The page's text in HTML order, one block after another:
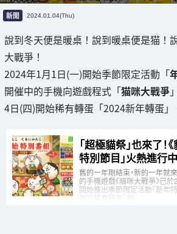
新聞 2024.01.04(Thu)
說到冬天便是暖桌！說到暖桌便是猫！
大戰爭！
2024年1月1日(一)開始季節限定活動「
開催中的手機向遊戲程式「猫咪大戰爭
4日(四)開始稀有轉蛋「2024新年轉蛋」